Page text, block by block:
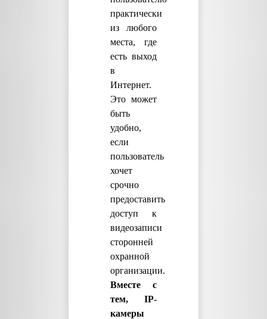
практически
из любого
места, где
есть выход
в
Интернет.
Это может
быть
удобно,
если
пользователь
хочет
срочно
предоставить
доступ к
видеозаписи
сторонней
охранной
организации.
Вместе с
тем, IP-
камеры